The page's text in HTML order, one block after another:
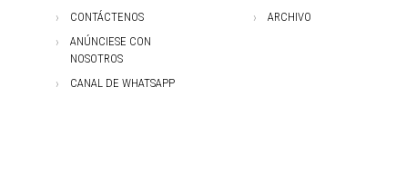
CONTÁCTENOS
ANÚNCIESE CON
NOSOTROS
CANAL DE WHATSAPP
ARCHIVO